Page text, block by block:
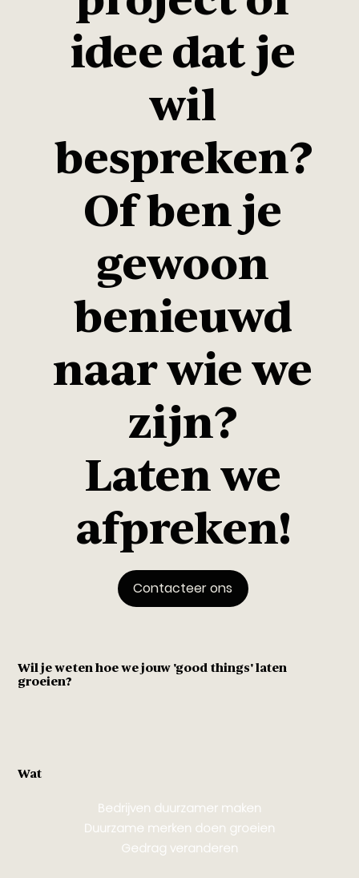
idee dat je
wil
bespreken?
Of ben je
gewoon
benieuwd
naar wie we
zijn?
Laten we
afpreken!
Contacteer ons
Wil je weten hoe we jouw 'good things' laten
groeien?
Wat
Bedrijven duurzamer maken
Duurzame merken doen groeien
Gedrag veranderen